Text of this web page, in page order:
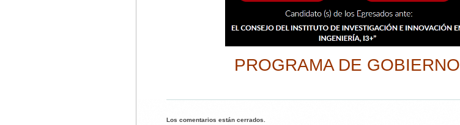
PROGRAMA DE GOBIERNO
Los comentarios están cerrados.